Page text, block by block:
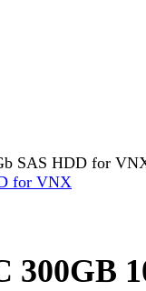
SAS HDD for
300GB